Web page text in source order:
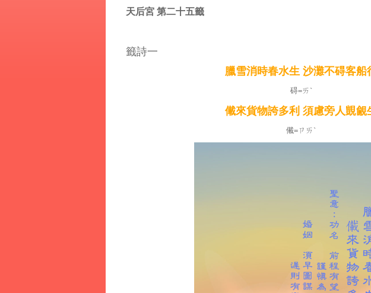
天后宮 第二十五籤
籤詩一
臘雪消時春水生 沙灘不碍客船
碍=ㄞˋ
儎來貨物誇多利 須慮旁人覬覦
儎=ㄗㄞˋ